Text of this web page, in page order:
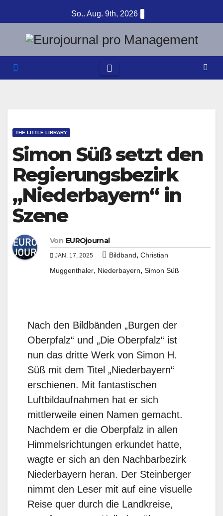
Inhalt
springen
So.. Aug. 9th, 2026
THE LITTLE LIBRARY
Simon Süß setzt den
Regierungsbezirk
„Niederbayern“ in
Szene
Von EUROjournal
JAN. 17, 2025 Bildband, Christian
Muggenthaler, Niederbayern, Simon Süß
Nach den Bildbänden „Burgen der
Oberpfalz“ und „Die Oberpfalz“ ist
nun das dritte Werk von Simon H.
Süß mit dem Titel „Niederbayern“
erschienen. Mit fantastischen
Luftbildaufnahmen hat er sich
mittlerweile einen Namen gemacht.
Nachdem er die Oberpfalz in allen
Himmelsrichtungen erkundet hatte,
wagte er sich an den Nachbarbezirk
Niederbayern heran. Der Steinberger
nimmt den Leser mit auf eine visuelle
Reise quer durch die Landkreise,